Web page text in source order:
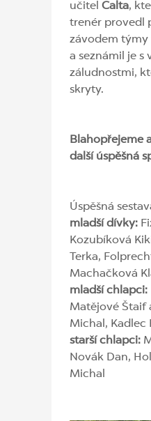
učitel Calta,
trenér provedl
závodem týmy
a seznámil je s
záludnostmi,
skryty.
Blahopřejeme
další úspěšná
Úspěšná
mladší dívky:
Kozubíková
Terka,
Machačková
mladší chlapci:
Matějové Štaif
Michal, Kadlec
starší chlapci:
Novák Dan,
Michal